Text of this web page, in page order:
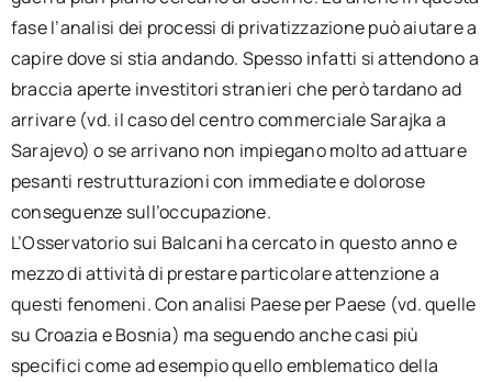
fase l’analisi dei processi di privatizzazione può aiutare a
capire dove si stia andando. Spesso infatti si attendono a
braccia aperte investitori stranieri che però tardano ad
arrivare (vd. il caso del centro commerciale Sarajka a
Sarajevo) o se arrivano non impiegano molto ad attuare
pesanti restrutturazioni con immediate e dolorose
conseguenze sull’occupazione.
L’Osservatorio sui Balcani ha cercato in questo anno e
mezzo di attività di prestare particolare attenzione a
questi fenomeni. Con analisi Paese per Paese (vd. quelle
su Croazia e Bosnia) ma seguendo anche casi più
specifici come ad esempio quello emblematico della